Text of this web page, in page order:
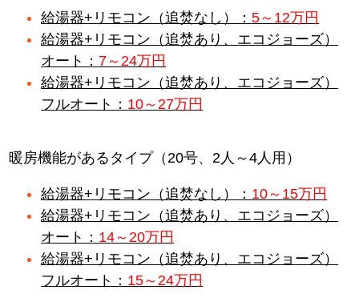
給湯器+リモコン（追焚なし）：5～12万円
給湯器+リモコン（追焚あり、エコジョーズ）
オート： 7～24万円
給湯器+リモコン（追焚あり、エコジョーズ）
フルオート： 10～27万円
暖房機能があるタイプ（20号、2人～4人用）
給湯器+リモコン（追焚なし）： 10～15万円
給湯器+リモコン（追焚あり、エコジョーズ）
オート： 14～20万円
給湯器+リモコン（追焚あり、エコジョーズ）
フルオート： 15～24万円